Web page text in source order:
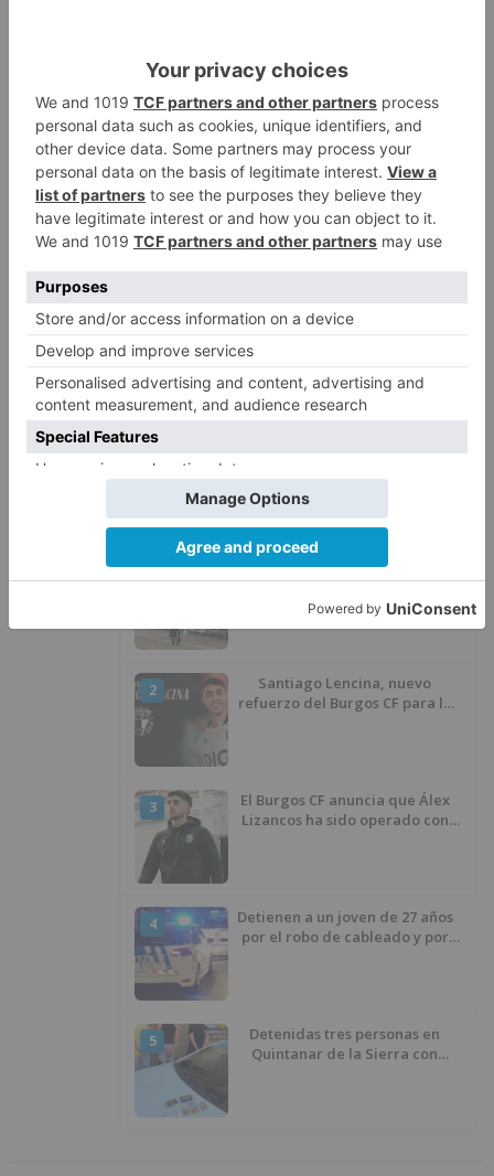
proceso de realojo
3
Un libro rescata la historia y
memoria del pueblo burgalés de
Huérmeces
CCOO Burgos tramita más de 200
expedientes de regularización
5
El PSOE denuncia que las
piscinas municipales de Burgos
llevan seis meses sin la
LO ÚLTIMO
1
Felix Gall asalta el liderato con
una exhibición en El Escudo
2
Santiago Lencina, nuevo
refuerzo del Burgos CF para la
3
El Burgos CF anuncia que Álex
Lizancos ha sido operado con
4
Detienen a un joven de 27 años
por el robo de cableado y por
5
Detenidas tres personas en
Quintanar de la Sierra con